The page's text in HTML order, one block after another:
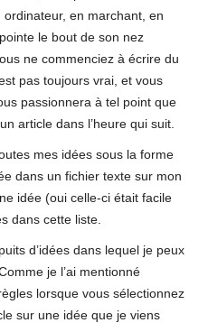
en marchant, en
le bout de son nez
ne commenciez à écrire du
pas toujours vrai, et vous
passionnera à tel point que
article dans l’heure qui suit.
mes idées sous la forme
dans un fichier texte sur mon
idée (oui celle-ci était facile
dans cette liste.
d’idées dans lequel je peux
je l’ai mentionné
lorsque vous sélectionnez
sur une idée que je viens